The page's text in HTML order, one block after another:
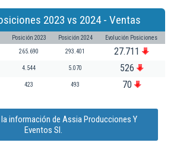
2023 vs 2024 - Ventas
Posición 2023 Posición 2024 Evolución Posiciones
265.690 293.401 27.711
4.544 5.070 526
423 493 70
información de Assia Producciones Y
Eventos Sl.